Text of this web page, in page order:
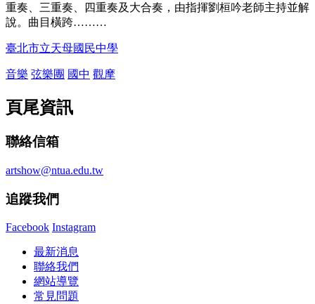
重奏、三重奏、四重奏及大合奏，由指揮劉桓吟老師主持並解
說。曲目橫跨………
臺北市立天母國民中學
音樂 弦樂團 國中 觀摩
頁尾資訊
聯絡信箱
artshow@ntua.edu.tw
追蹤我們
Facebook Instagram
最新消息
聯絡我們
網站導覽
常見問題